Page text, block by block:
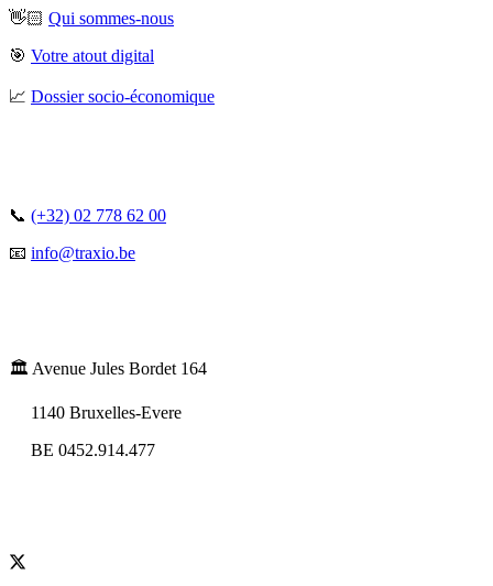
👋🏻 Qui sommes-nous
🎯 Votre atout digital
📈 Dossier socio-économique
📞 (+32) 02 778 62 00
📧 info@traxio.be
🏛️ Avenue Jules Bordet 164
1140 Bruxelles-Evere
BE 0452.914.477